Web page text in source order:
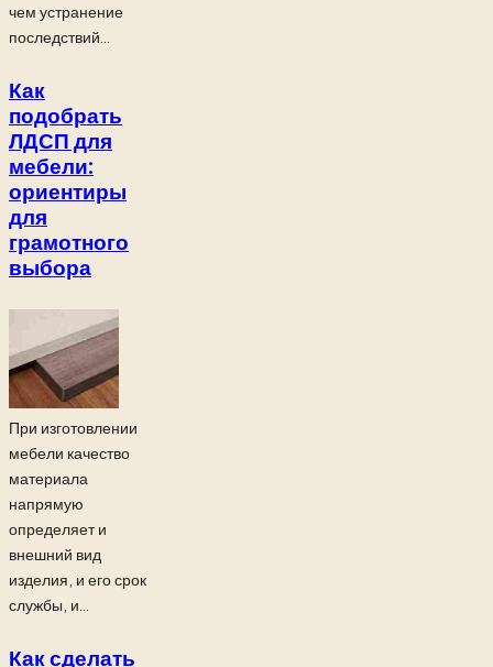
чем устранение
последствий...
Как
подобрать
ЛДСП для
мебели:
ориентиры
для
грамотного
выбора
При изготовлении
мебели качество
материала
напрямую
определяет и
внешний вид
изделия, и его срок
службы, и...
Как сделать